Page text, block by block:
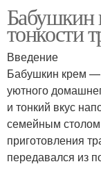
Бабушкин
тонкости
Введение
Бабушкин крем —
уютного
и тонкий вкус
семейным
приготовления
передавался из